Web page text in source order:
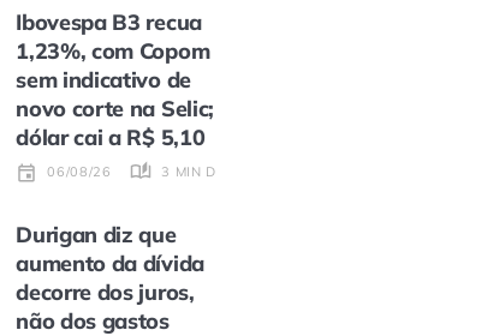
Ibovespa B3 recua
1,23%, com Copom
sem indicativo de
novo corte na Selic;
dólar cai a R$ 5,10
06/08/26 3 MIN DE LEITURA
Durigan diz que
aumento da dívida
decorre dos juros,
não dos gastos